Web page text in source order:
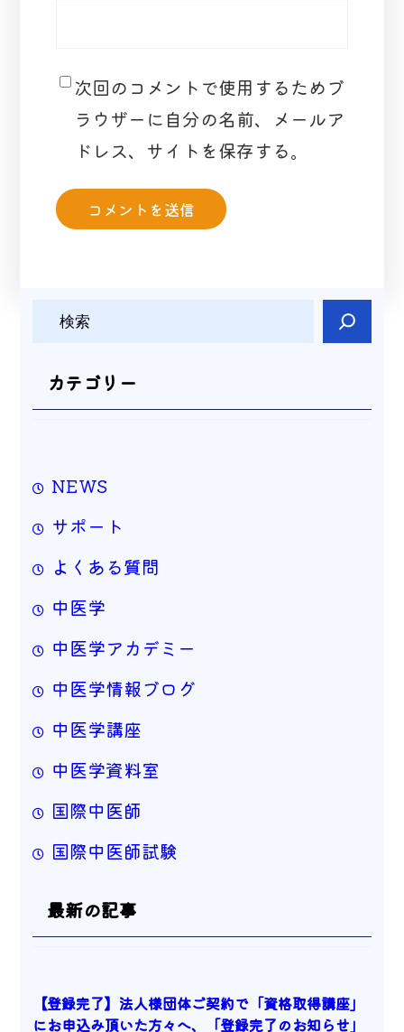
次回のコメントで使用するためブ
ラウザーに自分の名前、メールア
ドレス、サイトを保存する。
カテゴリー
NEWS
サポート
よくある質問
中医学
中医学アカデミー
中医学情報ブログ
中医学講座
中医学資料室
国際中医師
国際中医師試験
最新の記事
【登録完了】法人様団体ご契約で「資格取得講座」
にお申込み頂いた方々へ、「登録完了のお知らせ」